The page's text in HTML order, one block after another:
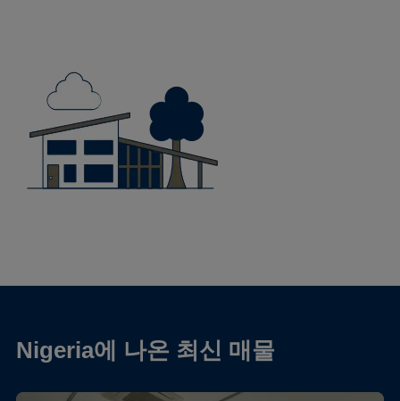
Nigeria에 나온 최신 매물